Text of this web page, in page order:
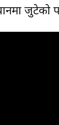
जुटेको